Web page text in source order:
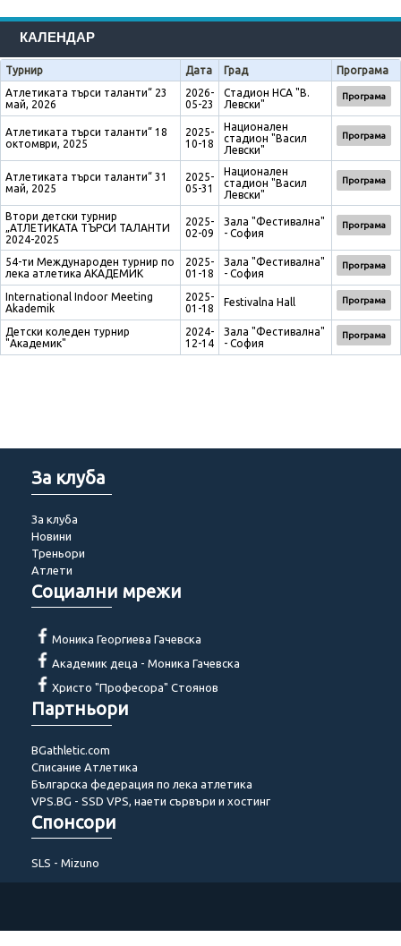
КАЛЕНДАР
Турнир Дата Град
Програма
Атлетиката търси таланти“ 23
май, 2026
2026-
05-23
Стадион НСА "В.
Левски"
Програма
Атлетиката търси таланти“ 18
октомври, 2025
2025-
10-18
Национален
стадион "Васил
Левски"
Програма
Атлетиката търси таланти“ 31
май, 2025
2025-
05-31
Национален
стадион "Васил
Левски"
Програма
Втори детски турнир
„АТЛЕТИКАТА ТЪРСИ ТАЛАНТИ
2024-2025
2025-
02-09
Зала "Фестивална"
- София
Програма
54-ти Международен турнир по
лека атлетика АКАДЕМИК
2025-
01-18
Зала "Фестивална"
- София
Програма
International Indoor Meeting
Akademik
2025-
01-18
Festivalna Hall Програма
Детски коледен турнир
"Академик"
2024-
12-14
Зала "Фестивална"
- София
Програма
За клуба
За клуба
Новини
Треньори
Атлети
Социални мрежи
Моника Георгиева Гачевска
Академик деца - Моника Гачевска
Христо "Професора" Стоянов
Партньори
BGathletic.com
Списание Атлетика
Българска федерация по лека атлетика
VPS.BG - SSD VPS, наети сървъри и хостинг
Спонсори
SLS - Mizuno